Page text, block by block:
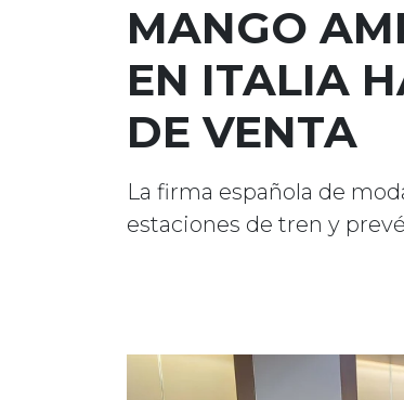
MANGO
EN ITALIA
DE VENTA
La firma española de
estaciones de tren y